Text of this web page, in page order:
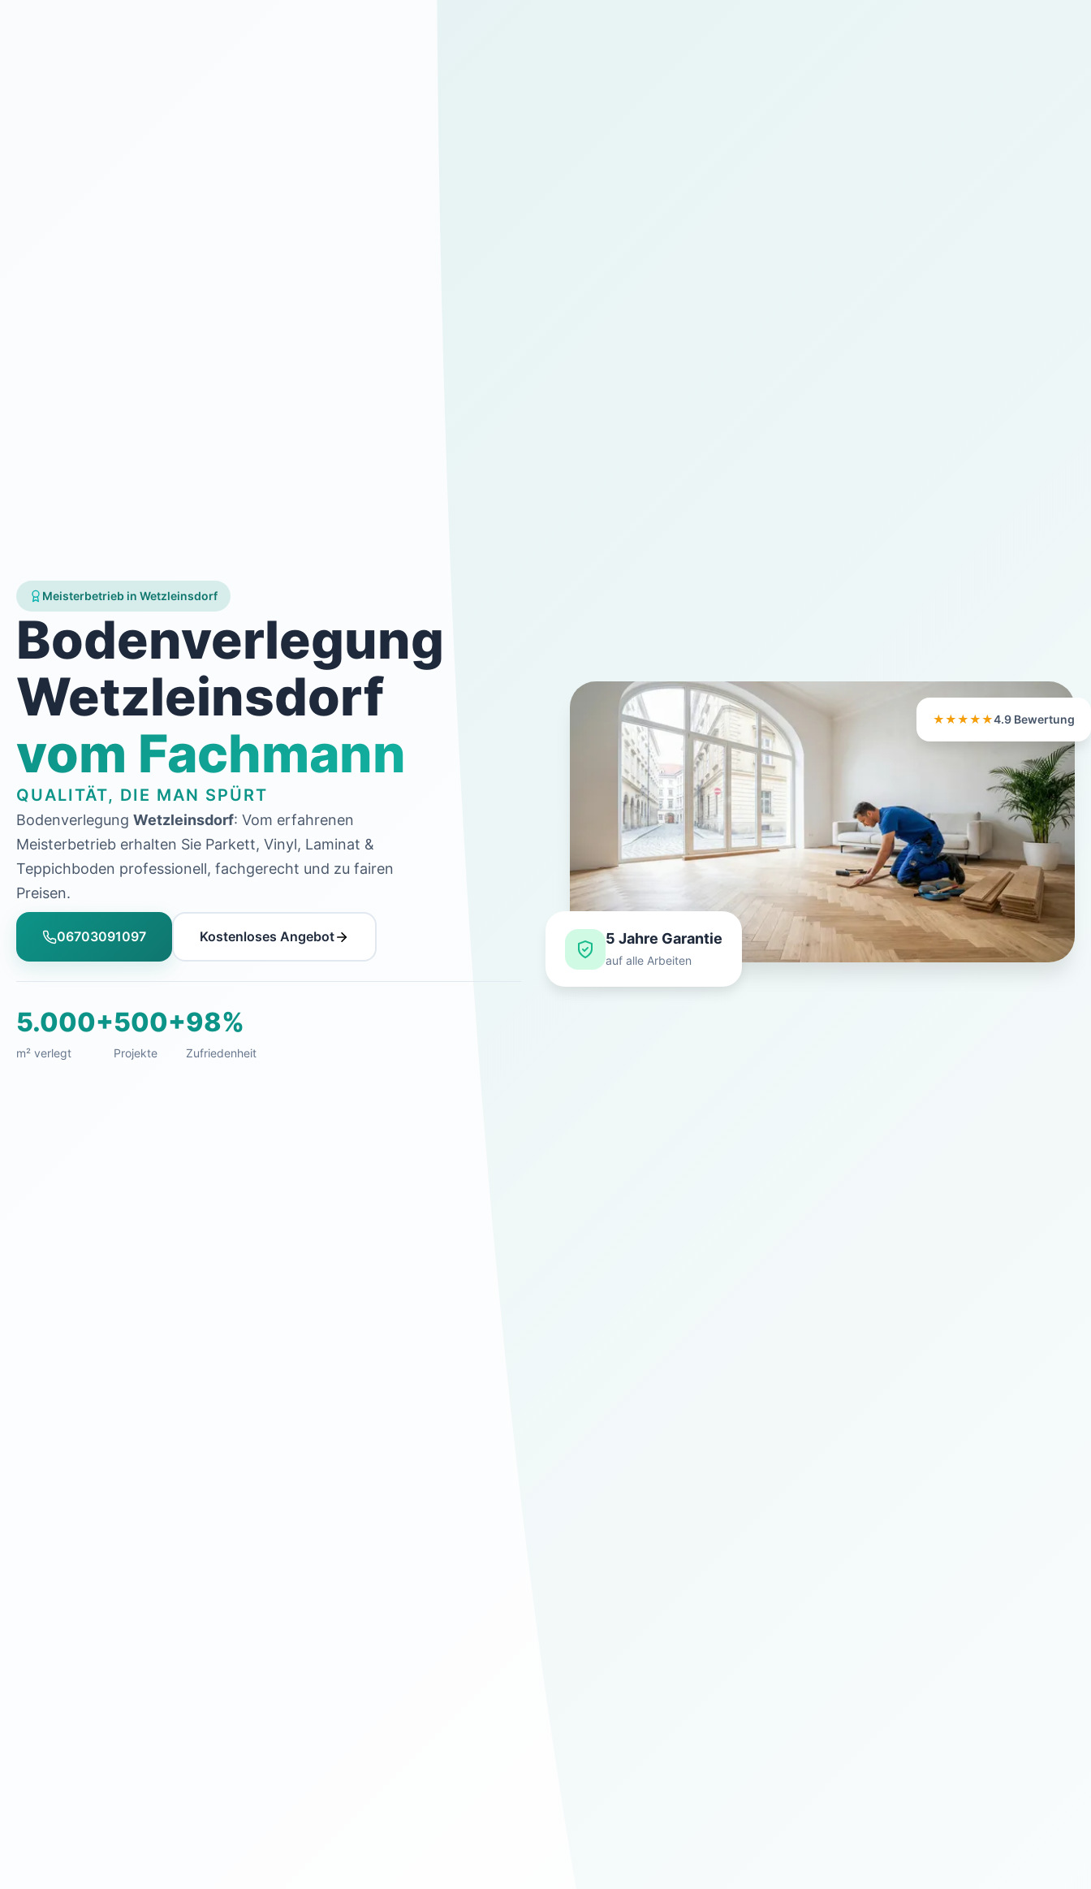
Meisterbetrieb in Wetzleinsdorf
Bodenverlegung
Wetzleinsdorf
vom Fachmann
QUALITÄT, DIE MAN SPÜRT
Bodenverlegung Wetzleinsdorf: Vom erfahrenen
Meisterbetrieb erhalten Sie Parkett, Vinyl, Laminat &
Teppichboden professionell, fachgerecht und zu fairen
Preisen.
06703091097 Kostenloses Angebot
5.000+
m² verlegt
500+
Projekte
98%
Zufriedenheit
5 Jahre Garantie
auf alle Arbeiten
★★★★★4.9 Bewertung